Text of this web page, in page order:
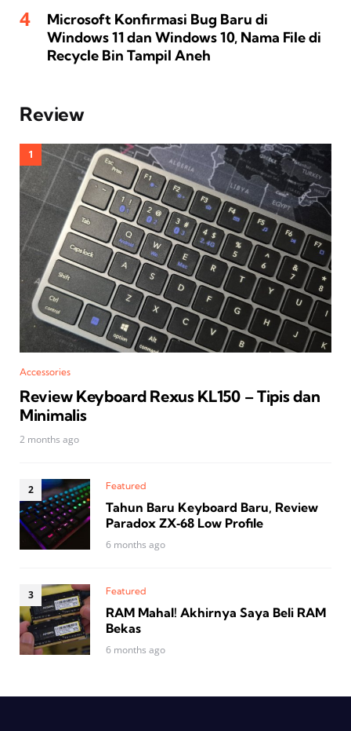
Microsoft Konfirmasi Bug Baru di
Windows 11 dan Windows 10, Nama File di
Recycle Bin Tampil Aneh
Review
Accessories
Review Keyboard Rexus KL150 – Tipis dan
Minimalis
2 months ago
Featured
Tahun Baru Keyboard Baru, Review
Paradox ZX‑68 Low Profile
6 months ago
Featured
RAM Mahal! Akhirnya Saya Beli RAM
Bekas
6 months ago